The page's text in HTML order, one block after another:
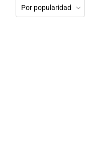
Por popularidad